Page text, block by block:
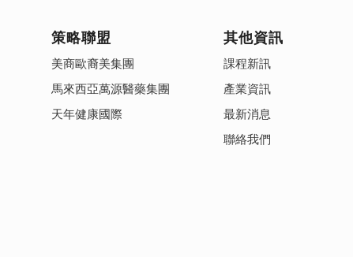
策略聯盟
美商歐裔美集團
馬來西亞萬源醫藥集團
天年健康國際
其他資訊
課程新訊
產業資訊
最新消息
聯絡我們